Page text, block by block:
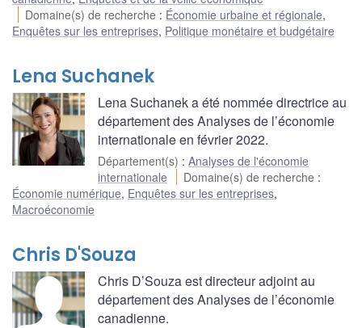
Domaine(s) de recherche : Économie urbaine et régionale,
Enquêtes sur les entreprises, Politique monétaire et budgétaire
Lena Suchanek
Lena Suchanek a été nommée directrice au
département des Analyses de l’économie
internationale en février 2022.
Département(s) : Analyses de l'économie
internationale
Domaine(s) de recherche :
Économie numérique, Enquêtes sur les entreprises,
Macroéconomie
Chris D'Souza
Chris D’Souza est directeur adjoint au
département des Analyses de l’économie
canadienne.